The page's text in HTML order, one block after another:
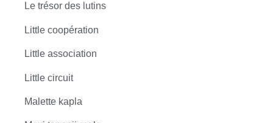
Le trésor des lutins
Little coopération
Little association
Little circuit
Malette kapla